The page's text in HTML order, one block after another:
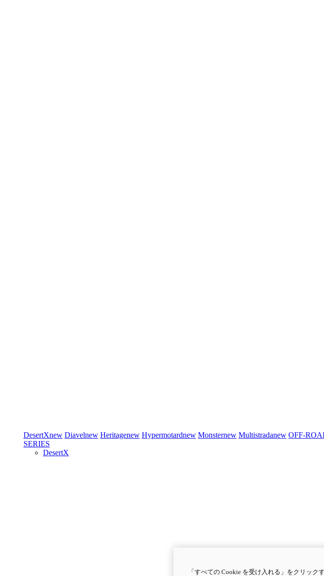
DesertXnew Diavelnew Heritagenew Hypermotardnew Monsternew Multistradanew OFF-
SERIES
DesertX
「すべての Cookie を受け入れる」をクリッ